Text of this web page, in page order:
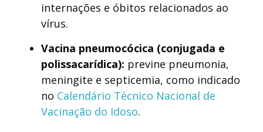
internações e óbitos relacionados ao
vírus.
Vacina pneumocócica (conjugada e
polissacarídica): previne pneumonia,
meningite e septicemia, como indicado
no Calendário Técnico Nacional de
Vacinação do Idoso.